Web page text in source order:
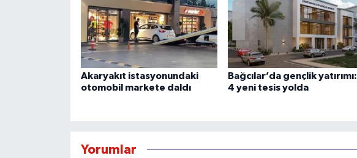
Akaryakıt istasyonundaki
otomobil markete daldı
Bağcılar’da gençlik yatırımı:
4 yeni tesis yolda
Yorumlar